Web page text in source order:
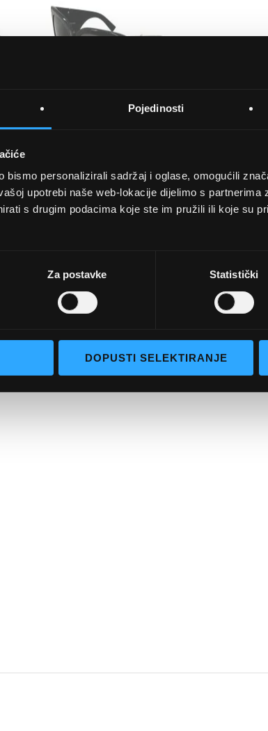
Pojedinosti
bismo personalizirali sadržaj i oglase, omogućili
upotrebi naše web-lokacije dijelimo s partnerima
s drugim podacima koje ste im pružili ili koje su
Za postavke Statistički
DOPUSTI SELEKTIRANJE
selection
UVJETI KUPNJE
Opći uvjeti poslovanja
Napredno pretraživanje
Narudžbe i povrati